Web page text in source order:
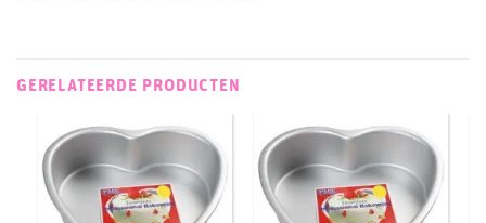
GERELATEERDE PRODUCTEN